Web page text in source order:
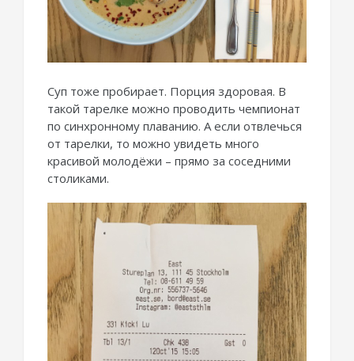
Суп тоже пробирает. Порция здоровая. В
такой тарелке можно проводить чемпионат
по синхронному плаванию. А если отвлечься
от тарелки, то можно увидеть много
красивой молодёжи – прямо за соседними
столиками.